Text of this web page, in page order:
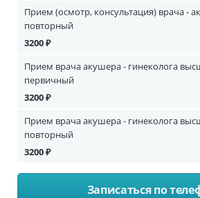
Записаться по
Прием (осмотр, консультация) врача -
повторный
3200 ₽
Прием врача акушера - гинеколога
первичный
3200 ₽
Прием врача акушера - гинеколога
повторный
3200 ₽